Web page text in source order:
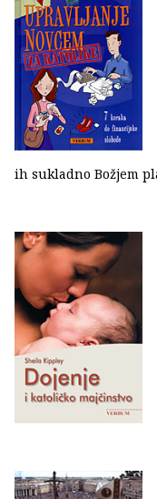
ih sukladno Božjem